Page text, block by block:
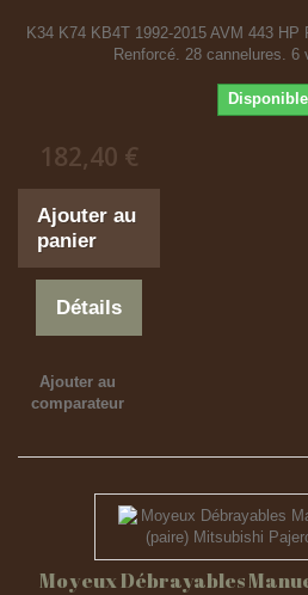
K34 K74 KB4T 1992-2015 AVM 443
Renforcé. 28 cannelures.
Disponible
182,40 €
Ajouter au
panier
Détails
Ajouter au
comparateur
Moyeux Débrayables